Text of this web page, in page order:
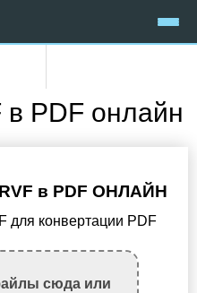
в PDF онлайн
в PDF ОНЛАЙН
для конвертации PDF
сюда или